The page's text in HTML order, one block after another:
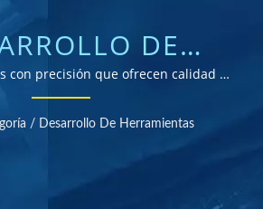
DE
PARA
DE GOMA
con precisión que ofrecen calidad y
para todas las aplicaciones de
personalizadas.
/ Desarrollo De Herramientas